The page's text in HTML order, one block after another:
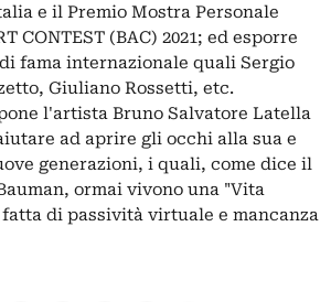
e il Premio Mostra Personale
CONTEST (BAC) 2021; ed esporre
fama internazionale quali Sergio
Giuliano Rossetti, etc.
l'artista Bruno Salvatore Latella
ad aprire gli occhi alla sua e
generazioni, i quali, come dice il
ormai vivono una "Vita
di passività virtuale e mancanza